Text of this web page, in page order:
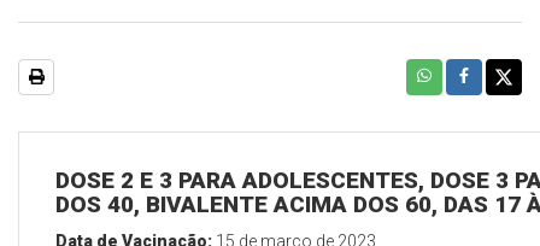
DOSE 2 E 3 PARA ADOLESCENTES, DOSE 3
DOS 40, BIVALENTE ACIMA DOS 60, DAS 17
Data de Vacinação: 15 de março de 2023